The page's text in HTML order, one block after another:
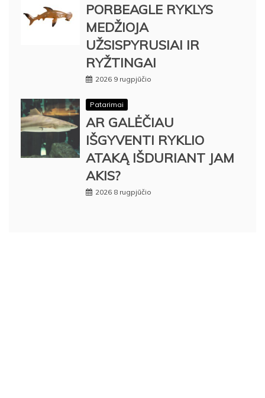
PORBEAGLE RYKLYS
MEDŽIOJA
UŽSISPYRUSIAI IR
RYŽTINGAI
2026 9 rugpjūčio
Patarimai
AR GALĖČIAU
IŠGYVENTI RYKLIO
ATAKĄ IŠDURIANT JAM
AKIS?
2026 8 rugpjūčio